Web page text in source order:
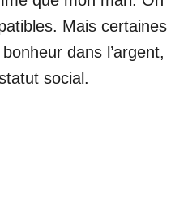
Mais certaines
dans l’argent,
social.